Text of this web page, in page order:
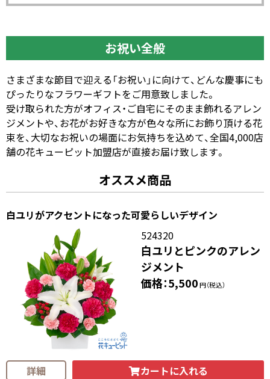
お祝い全般
さまざまな節目で迎える「お祝い」に向けて、どんな慶事にも
ぴったりなフラワーギフトをご用意致しました。
受け取られた方がオフィス・ご自宅にそのまま飾れるアレン
ジメントや、お花がお好きな方が色々な所にお飾り頂ける花
束を、大切なお祝いの場面にお気持ちを込めて、全国4,000店
舗の花キューピット加盟店が直接お届け致します。
オススメ商品
白ユリがアクセントになった可愛らしいデザイン
524320
白ユリとピンクのアレン
ジメント
価格：5,500円（税込）
詳細
カートに入れる